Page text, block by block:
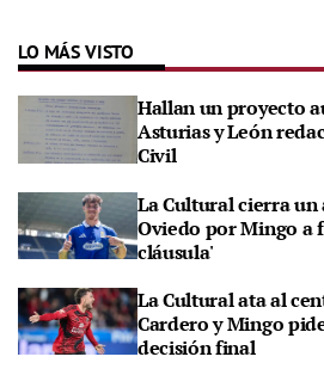
LO MÁS VISTO
Hallan un proyecto
Asturias y León
Civil
La Cultural cierra un
Oviedo por Mingo a
cláusula'
La Cultural ata al
Cardero y Mingo
decisión final